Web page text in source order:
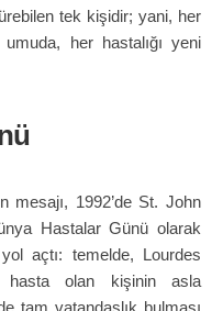
tek kişidir; yani, her
her hastalığı yeni
mesajı, 1992’de St. John
Hastalar Günü olarak
açtı: temelde, Lourdes
hasta olan kişinin asla
tam vatandaşlık bulması